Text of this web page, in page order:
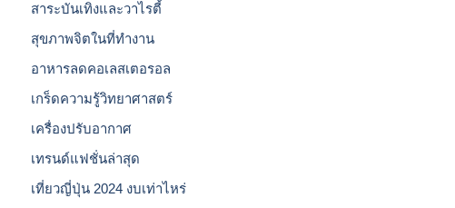
สาระบันเทิงและวาไรตี้
สุขภาพจิตในที่ทำงาน
อาหารลดคอเลสเตอรอล
เกร็ดความรู้วิทยาศาสตร์
เครื่องปรับอากาศ
เทรนด์แฟชั่นล่าสุด
เที่ยวญี่ปุ่น 2024 งบเท่าไหร่